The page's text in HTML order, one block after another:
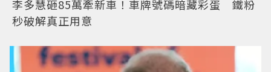
李多慧砸85萬牽新車！車牌號碼暗藏彩蛋 鐵粉
秒破解真正用意